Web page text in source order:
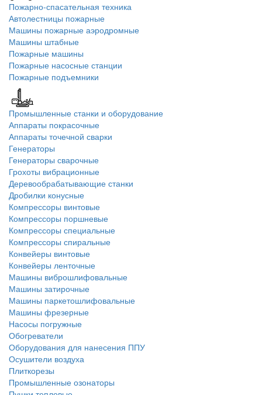
Пожарно-спасательная техника
Автолестницы пожарные
Машины пожарные аэродромные
Машины штабные
Пожарные машины
Пожарные насосные станции
Пожарные подъемники
Промышленные станки и оборудование
Аппараты покрасочные
Аппараты точечной сварки
Генераторы
Генераторы сварочные
Грохоты вибрационные
Деревообрабатывающие станки
Дробилки конусные
Компрессоры винтовые
Компрессоры поршневые
Компрессоры специальные
Компрессоры спиральные
Конвейеры винтовые
Конвейеры ленточные
Машины виброшлифовальные
Машины затирочные
Машины паркетошлифовальные
Машины фрезерные
Насосы погружные
Обогреватели
Оборудования для нанесения ППУ
Осушители воздуха
Плиткорезы
Промышленные озонаторы